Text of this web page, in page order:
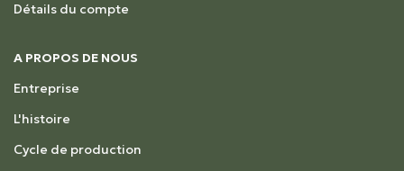
Détails du compte
A PROPOS DE NOUS
Entreprise
L'histoire
Cycle de production